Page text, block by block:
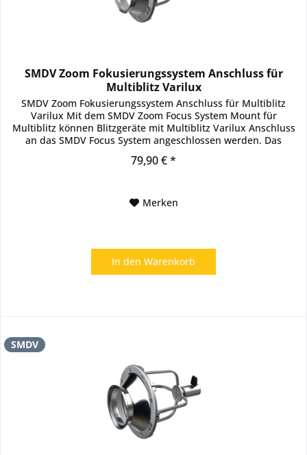
SMDV Zoom Fokusierungssystem Anschluss für
Multiblitz Varilux
SMDV Zoom Fokusierungssystem Anschluss für Multiblitz
Varilux Mit dem SMDV Zoom Focus System Mount für
Multiblitz können Blitzgeräte mit Multiblitz Varilux Anschluss
an das SMDV Focus System angeschlossen werden. Das
79,90 € *
Merken
In den Warenkorb
SMDV